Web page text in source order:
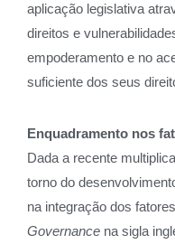
aplicação legislativa
direitos e
empoderamento e no
suficiente dos seus
Enquadramento nos
Dada a recente
torno do
na integração dos fatores
Governance na sigla